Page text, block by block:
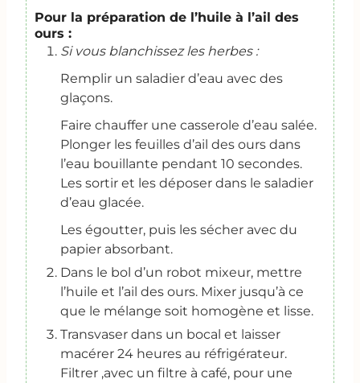
Pour la préparation de l’huile à l’ail des
ours :
Si vous blanchissez les herbes :
Remplir un saladier d’eau avec des
glaçons.
Faire chauffer une casserole d’eau salée.
Plonger les feuilles d’ail des ours dans
l’eau bouillante pendant 10 secondes.
Les sortir et les déposer dans le saladier
d’eau glacée.
Les égoutter, puis les sécher avec du
papier absorbant.
Dans le bol d’un robot mixeur, mettre
l’huile et l’ail des ours. Mixer jusqu’à ce
que le mélange soit homogène et lisse.
Transvaser dans un bocal et laisser
macérer 24 heures au réfrigérateur.
Filtrer ,avec un filtre à café, pour une